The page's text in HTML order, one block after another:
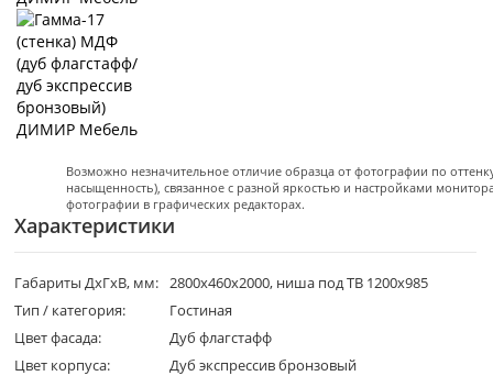
Возможно незначительное отличие образца от фотографии по
насыщенность), связанное с разной яркостью и настройками
фотографии в графических редакторах.
Характеристики
Габариты ДхГхВ, мм: 2800х460х2000, ниша под ТВ 1200х985
Тип / категория:
Гостиная
Цвет фасада:
Дуб флагстафф
Цвет корпуса:
Дуб экспрессив бронзовый